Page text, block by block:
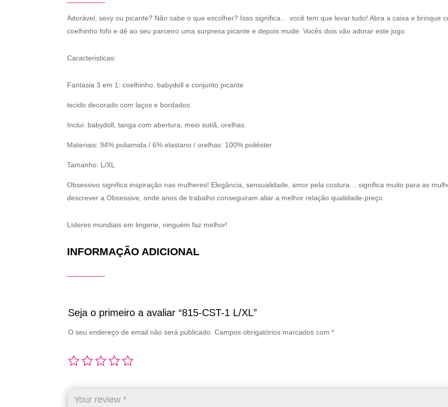
Adorável, sexy ou picante? Não sabe o que escolher? Isso significa… você tem que levar tudo! Abra a caixa e brinque
coelhinho fofo e dê ao seu parceiro uma surpresa picante e depois mude. Vocês dois vão adorar este jogo.
Caracteristicas:
Fantasia 3 em 1: coelhinho, babydoll e conjunto picante
tecido decorado com laços e bordados
Inclui: babydoll, tanga com abertura, meio sutiã, orelhas.
Materiais: 94% poliamida / 6% elastano / orelhas: 100% poliéster
Tamanho: L/XL
Obsessivo significa inspiração nas mulheres! Elegância, sensualidade, amor pela costura… significa muito para as
descrever a Obsessive, onde anos de trabalho conseguiram aliar a melhor relação qualidade-preço.
Líderes mundiais em lingerie, ninguém faz melhor!
INFORMAÇÃO ADICIONAL
Seja o primeiro a avaliar “815-CST-1 L/XL”
O seu endereço de email não será publicado. Campos obrigatórios marcados com*